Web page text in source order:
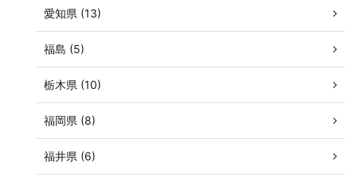
愛知県 (13)
福島 (5)
栃木県 (10)
福岡県 (8)
福井県 (6)